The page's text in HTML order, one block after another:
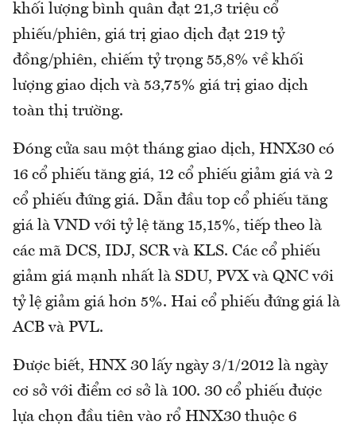
khối lượng bình quân đạt 21,3 triệu cổ
phiếu/phiên, giá trị giao dịch đạt 219 tỷ
đồng/phiên, chiếm tỷ trọng 55,8% về khối
lượng giao dịch và 53,75% giá trị giao dịch
toàn thị trường.
Đóng cửa sau một tháng giao dịch, HNX30 có
16 cổ phiếu tăng giá, 12 cổ phiếu giảm giá và 2
cổ phiếu đứng giá. Dẫn đầu top cổ phiếu tăng
giá là VND với tỷ lệ tăng 15,15%, tiếp theo là
các mã DCS, IDJ, SCR và KLS. Các cổ phiếu
giảm giá mạnh nhất là SDU, PVX và QNC với
tỷ lệ giảm giá hơn 5%. Hai cổ phiếu đứng giá là
ACB và PVL.
Được biết, HNX 30 lấy ngày 3/1/2012 là ngày
cơ sở với điểm cơ sở là 100. 30 cổ phiếu được
lựa chọn đầu tiên vào rổ HNX30 thuộc 6